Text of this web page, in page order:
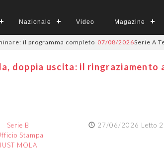
Nazionale Video Magazine
completo 07/08/2026Serie A Tesys,
doppia uscita: il ringraziamento
27/06/2026 Letto
Serie B
Stampa
JUST MOLA